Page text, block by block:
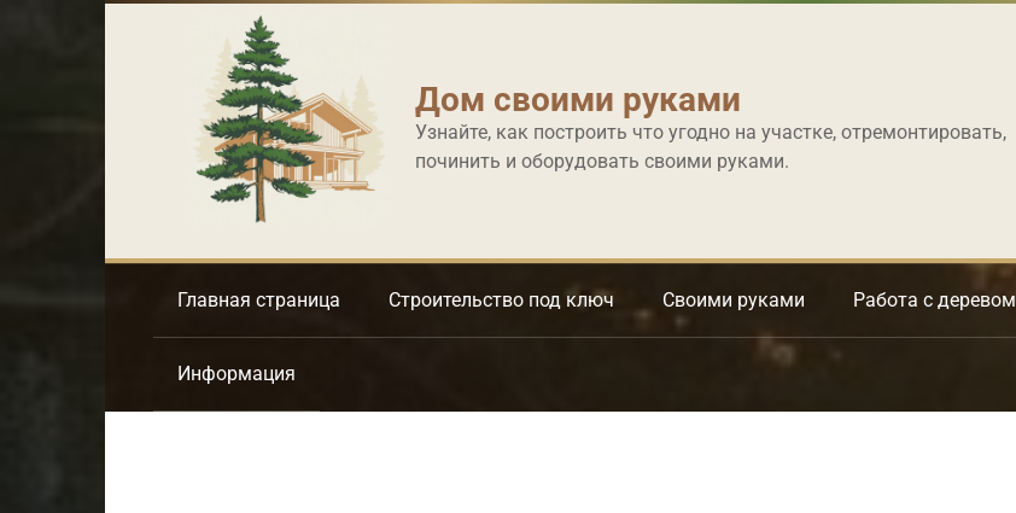
Дом своими руками
Узнайте, как построить что угодно на участке, отремонтировать,
починить и оборудовать своими руками.
Главная страница Строительство под ключ Своими руками Работа с деревом
Информация